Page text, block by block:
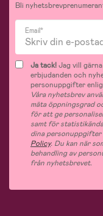
Bli
Email*
Ja tack!Jag vill
erbjudanden och
personuppgifter
Våra nyhetsbrev
mäta öppningsgrad
för att ge
samt för
dina
Policy. Du kan när
behandling av
från nyhetsbrevet.